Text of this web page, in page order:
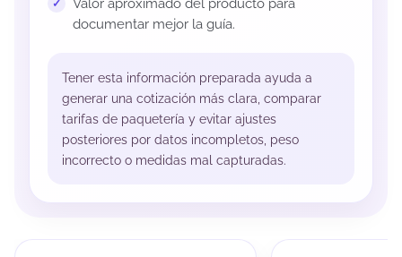
Valor aproximado del producto para
documentar mejor la guía.
Tener esta información preparada ayuda a
generar una cotización más clara, comparar
tarifas de paquetería y evitar ajustes
posteriores por datos incompletos, peso
incorrecto o medidas mal capturadas.